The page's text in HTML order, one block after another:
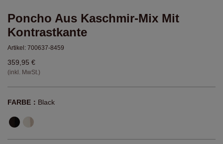
Poncho Aus Kaschmir-Mix Mit
Kontrastkante
Artikel: 700637-8459
359,95 €
(inkl. MwSt.)
FARBE： Black